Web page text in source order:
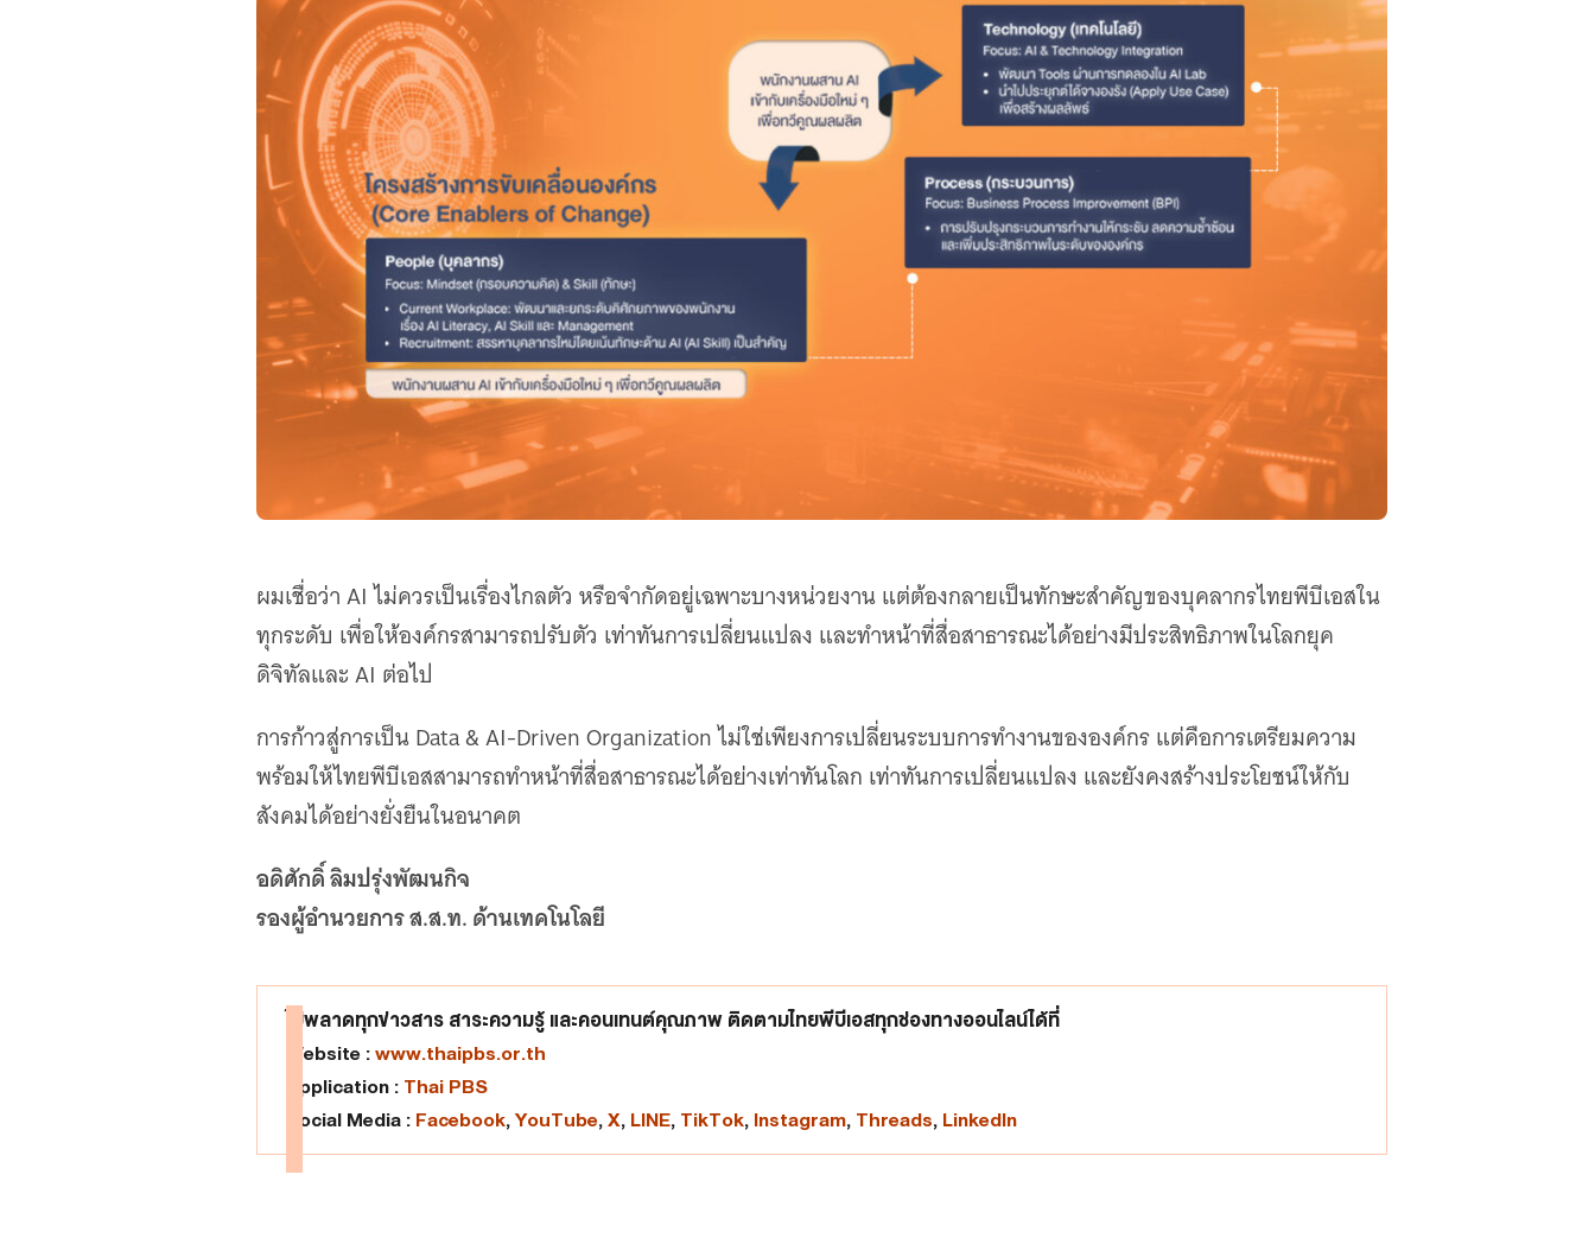
ผมเชื่อว่า AI ไม่ควรเป็นเรื่องไกลตัว หรือจำกัดอยู่เฉพาะบางหน่วยงาน แต่ต้องกลายเป็นทักษะสำคัญของบุคลากรไทยพีบีเอสใน
ทุกระดับ เพื่อให้องค์กรสามารถปรับตัว เท่าทันการเปลี่ยนแปลง และทำหน้าที่สื่อสาธารณะได้อย่างมีประสิทธิภาพในโลกยุค
ดิจิทัลและ AI ต่อไป
การก้าวสู่การเป็น Data & AI-Driven Organization ไม่ใช่เพียงการเปลี่ยนระบบการทำงานขององค์กร แต่คือการเตรียมความ
พร้อมให้ไทยพีบีเอสสามารถทำหน้าที่สื่อสาธารณะได้อย่างเท่าทันโลก เท่าทันการเปลี่ยนแปลง และยังคงสร้างประโยชน์ให้กับ
สังคมได้อย่างยั่งยืนในอนาคต
อดิศักดิ์ ลิมปรุ่งพัฒนกิจ
รองผู้อำนวยการ ส.ส.ท. ด้านเทคโนโลยี
ไม่พลาดทุกข่าวสาร สาระความรู้ และคอนเทนต์คุณภาพ ติดตามไทยพีบีเอสทุกช่องทางออนไลน์ได้ที่
Website : www.thaipbs.or.th
Application : Thai PBS
Social Media : Facebook, YouTube, X, LINE, TikTok, Instagram, Threads, LinkedIn